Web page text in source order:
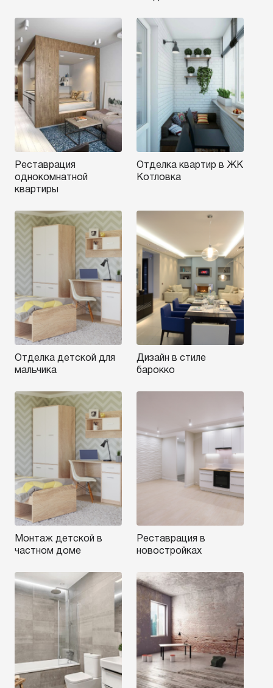
Реставрация
однокомнатной
квартиры
Отделка квартир в ЖК
Котловка
Отделка детской для
мальчика
Дизайн в стиле
барокко
Монтаж детской в
частном доме
Реставрация в
новостройках